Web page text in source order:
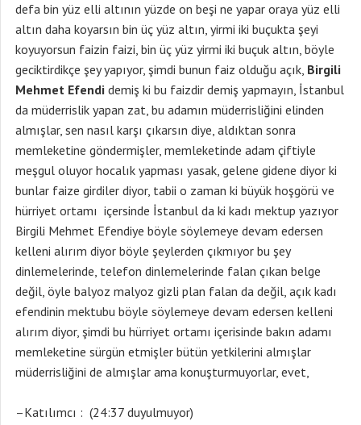
defa bin yüz elli altının yüzde on beşi ne yapar oraya yüz elli
altın daha koyarsın bin üç yüz altın, yirmi iki buçukta şeyi
koyuyorsun faizin faizi, bin üç yüz yirmi iki buçuk altın, böyle
geciktirdikçe şey yapıyor, şimdi bunun faiz olduğu açık, Birgili
Mehmet Efendi demiş ki bu faizdir demiş yapmayın, İstanbul
da müderrislik yapan zat, bu adamın müderrisliğini elinden
almışlar, sen nasıl karşı çıkarsın diye, aldıktan sonra
memleketine göndermişler, memleketinde adam çiftiyle
meşgul oluyor hocalık yapması yasak, gelene gidene diyor ki
bunlar faize girdiler diyor, tabii o zaman ki büyük hoşgörü ve
hürriyet ortamı içersinde İstanbul da ki kadı mektup yazıyor
Birgili Mehmet Efendiye böyle söylemeye devam edersen
kelleni alırım diyor böyle şeylerden çıkmıyor bu şey
dinlemelerinde, telefon dinlemelerinde falan çıkan belge
değil, öyle balyoz malyoz gizli plan falan da değil, açık kadı
efendinin mektubu böyle söylemeye devam edersen kelleni
alırım diyor, şimdi bu hürriyet ortamı içerisinde bakın adamı
memleketine sürgün etmişler bütün yetkilerini almışlar
müderrisliğini de almışlar ama konuşturmuyorlar, evet,
–Katılımcı : (24:37 duyulmuyor)